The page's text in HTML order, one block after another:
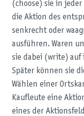
(choose) sie in
die Aktion des
senkrecht oder
ausführen. Waren
sie dabei (write) auf
Später können sie
Wählen einer
Kaufleute eine
eines der